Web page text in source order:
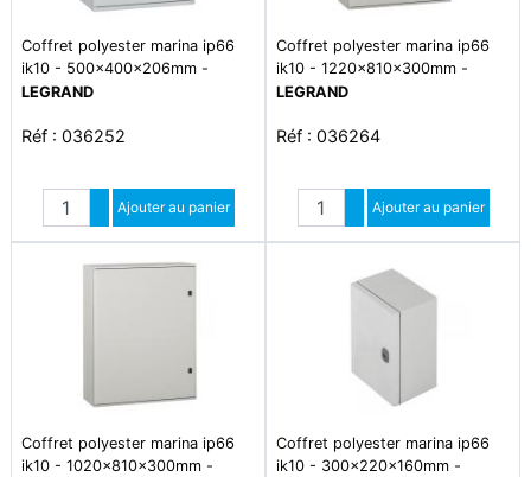
Coffret polyester marina ip66
ik10 - 500x400x206mm -
ral7035
LEGRAND
Réf : 036252
Quantité
Augmenter quantité
Diminuer quantité
Ajouter au panier
Coffret polyester marina ip66
ik10 - 1220x810x300mm -
ral7035
LEGRAND
Réf : 036264
Quantité
Augmenter quantité
Diminuer quantité
Ajouter au panier
Coffret polyester marina ip66
ik10 - 1020x810x300mm -
Coffret polyester marina ip66
ik10 - 300x220x160mm -